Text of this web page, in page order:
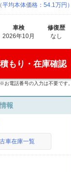
（平均本体価格：54.1万円）
車検
2026年10月
修復歴
なし
もり・在庫確認
※お電話番号の入力は不要です。
報
車在庫一覧